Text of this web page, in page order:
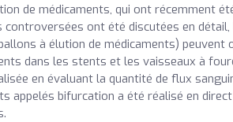
de médicaments, qui ont récemment
ont été discutées en
à élution de médicaments)
dans les stents et les vaisseaux à
en évaluant la quantité de flux
appelés bifurcation a été réalisé en